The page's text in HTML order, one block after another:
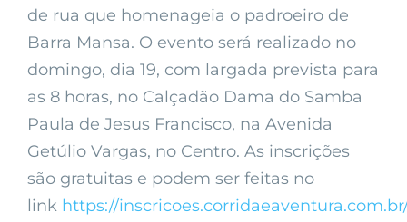
de rua que homenageia o padroeiro de
Barra Mansa. O evento será realizado no
domingo, dia 19, com largada prevista para
as 8 horas, no Calçadão Dama do Samba
Paula de Jesus Francisco, na Avenida
Getúlio Vargas, no Centro. As inscrições
são gratuitas e podem ser feitas no
link https://